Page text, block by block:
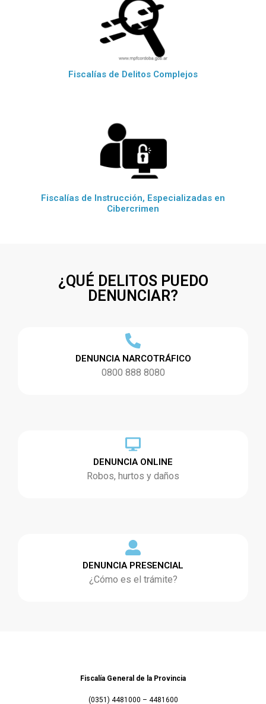
Fiscalías de Delitos Complejos
Fiscalías de Instrucción, Especializadas en
Cibercrimen
¿QUÉ DELITOS PUEDO
DENUNCIAR?
DENUNCIA NARCOTRÁFICO
0800 888 8080
DENUNCIA ONLINE
Robos, hurtos y daños
DENUNCIA PRESENCIAL
¿Cómo es el trámite?
Fiscalía General de la Provincia
(0351) 4481000 – 4481600